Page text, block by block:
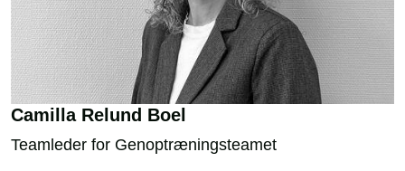
Camilla Relund Boel
Teamleder for Genoptræningsteamet